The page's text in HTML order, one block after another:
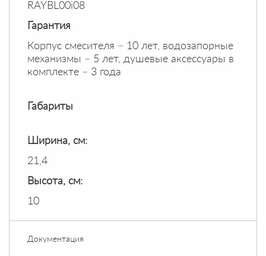
RAYBL00i08
Гарантия
Корпус смесителя – 10 лет, водозапорные
механизмы – 5 лет, душевые аксессуары в
комплекте – 3 года
Габариты
Ширина, см:
21,4
Высота, см:
10
Документация